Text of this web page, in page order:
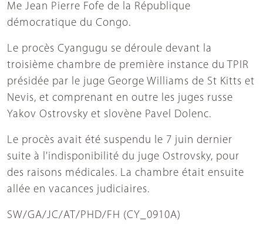
Me Jean Pierre Fofe de la République
démocratique du Congo.
Le procès Cyangugu se déroule devant la
troisième chambre de première instance du TPIR
présidée par le juge George Williams de St Kitts et
Nevis, et comprenant en outre les juges russe
Yakov Ostrovsky et slovène Pavel Dolenc.
Le procès avait été suspendu le 7 juin dernier
suite à l'indisponibilité du juge Ostrovsky, pour
des raisons médicales. La chambre était ensuite
allée en vacances judiciaires.
SW/GA/JC/AT/PHD/FH (CY_0910A)